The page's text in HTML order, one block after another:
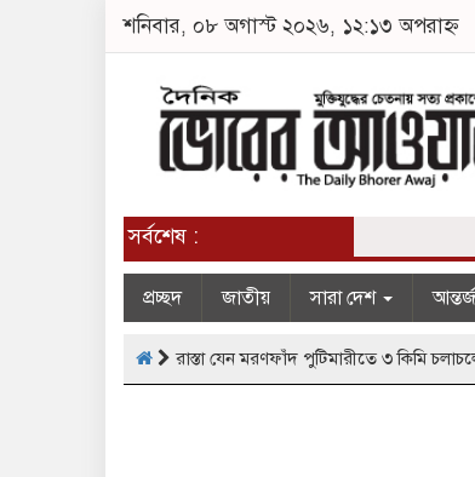
শনিবার, ০৮ অগাস্ট ২০২৬, ১২:১৩ অপরাহ্ন
সর্বশেষ :
প্রচ্ছদ জাতীয় সারা দেশ
রাস্তা যেন মরণফাঁদ পুটিমারীতে ৩ কিমি